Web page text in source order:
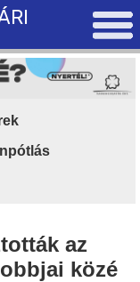
az
közé